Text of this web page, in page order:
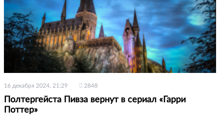
16 декабря 2024, 21:29 2848
Полтергейста Пивза вернут в сериал «Гарри
Поттер»